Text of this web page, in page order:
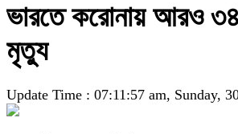
ভারতে করোনায় আরও
মৃত্যু
Update Time : 07:11:57 am, Sunday,